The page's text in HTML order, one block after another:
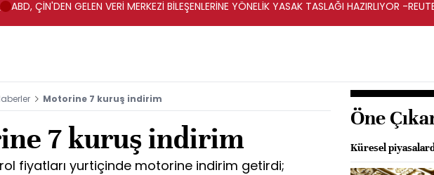
ABD, ÇİN'DEN GELEN VERİ MERKEZİ BİLEŞENLERİNE YÖNELİK YASAK TASLAĞI HAZIRLIYOR -
Motorine 7 kuruş indirim
7 kuruş indirim
fiyatları yurtiçinde motorine indirim getirdi;
Öne
Küresel